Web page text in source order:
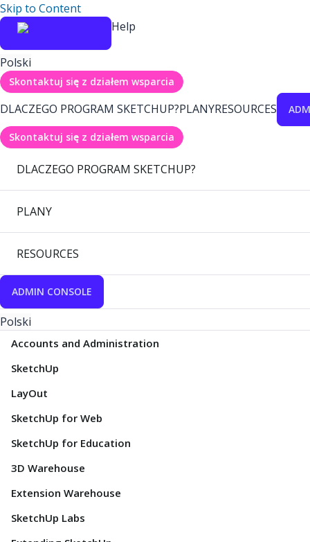
Skip to Content
Help
Polski
Skontaktuj się z działem wsparcia
DLACZEGO PROGRAM SKETCHUP?PLANYRESOURCES
Skontaktuj się z działem wsparcia
DLACZEGO PROGRAM SKETCHUP?
PLANY
RESOURCES
ADMIN CONSOLE
Polski
Accounts and Administration
SketchUp
LayOut
SketchUp for Web
SketchUp for Education
3D Warehouse
Extension Warehouse
SketchUp Labs